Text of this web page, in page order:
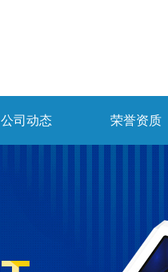
公司动态 荣誉资质